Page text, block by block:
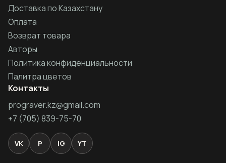
Доставка по Казахстану
Оплата
Возврат товара
Авторы
Политика конфиденциальности
Палитра цветов
Контакты
prograver.kz@gmail.com
+7 (705) 839-75-70
VK P IG YT